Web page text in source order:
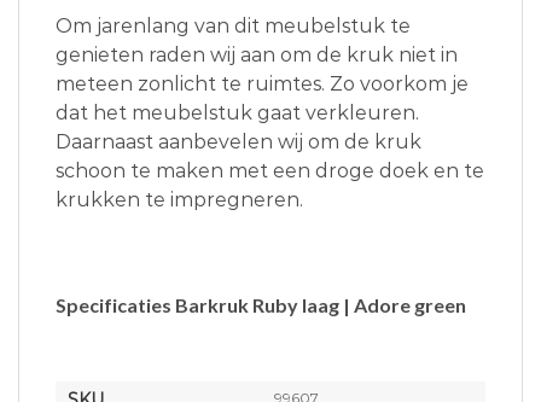
Om jarenlang van dit meubelstuk te
genieten raden wij aan om de kruk niet in
meteen zonlicht te ruimtes. Zo voorkom je
dat het meubelstuk gaat verkleuren.
Daarnaast aanbevelen wij om de kruk
schoon te maken met een droge doek en te
krukken te impregneren.
Specificaties Barkruk Ruby laag | Adore green
99607